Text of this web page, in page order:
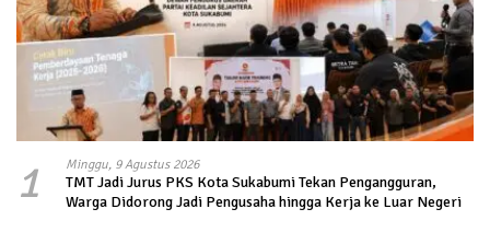
1 Minggu, 9 Agustus 2026
TMT Jadi Jurus PKS Kota Sukabumi Tekan Pengangguran,
Warga Didorong Jadi Pengusaha hingga Kerja ke Luar Negeri